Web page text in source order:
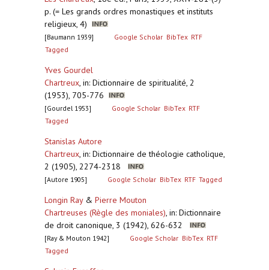
p. (= Les grands ordres monastiques et instituts
religieux, 4)
[Baumann 1939] Google Scholar BibTex RTF
Tagged
Yves Gourdel
Chartreux, in: Dictionnaire de spiritualité, 2
(1953), 705-776
[Gourdel 1953] Google Scholar BibTex RTF
Tagged
Stanislas Autore
Chartreux, in: Dictionnaire de théologie catholique,
2 (1905), 2274-2318
[Autore 1905] Google Scholar BibTex RTF Tagged
Longin Ray& Pierre Mouton
Chartreuses (Règle des moniales), in: Dictionnaire
de droit canonique, 3 (1942), 626-632
[Ray & Mouton 1942] Google Scholar BibTex RTF
Tagged